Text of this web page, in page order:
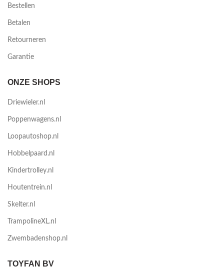
Bestellen
Betalen
Retourneren
Garantie
ONZE SHOPS
Driewieler.nl
Poppenwagens.nl
Loopautoshop.nl
Hobbelpaard.nl
Kindertrolley.nl
Houtentrein.nl
Skelter.nl
TrampolineXL.nl
Zwembadenshop.nl
TOYFAN BV